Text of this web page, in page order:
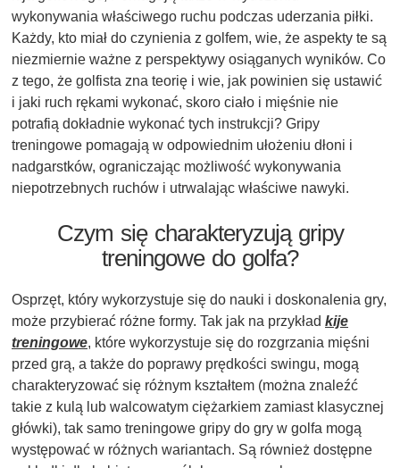
wykonywania właściwego ruchu podczas uderzania piłki.
Każdy, kto miał do czynienia z golfem, wie, że aspekty te są
niezmiernie ważne z perspektywy osiąganych wyników. Co
z tego, że golfista zna teorię i wie, jak powinien się ustawić
i jaki ruch rękami wykonać, skoro ciało i mięśnie nie
potrafią dokładnie wykonać tych instrukcji? Gripy
treningowe pomagają w odpowiednim ułożeniu dłoni i
nadgarstków, ograniczając możliwość wykonywania
niepotrzebnych ruchów i utrwalając właściwe nawyki.
Czym się charakteryzują gripy
treningowe do golfa?
Osprzęt, który wykorzystuje się do nauki i doskonalenia gry,
może przybierać różne formy. Tak jak na przykład kije
treningowe, które wykorzystuje się do rozgrzania mięśni
przed grą, a także do poprawy prędkości swingu, mogą
charakteryzować się różnym kształtem (można znaleźć
takie z kulą lub walcowatym ciężarkiem zamiast klasycznej
główki), tak samo treningowe gripy do gry w golfa mogą
występować w różnych wariantach. Są również dostępne